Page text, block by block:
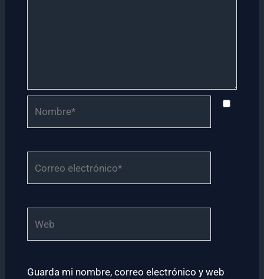
electrónico*
Guarda mi nombre, correo electrónico y web